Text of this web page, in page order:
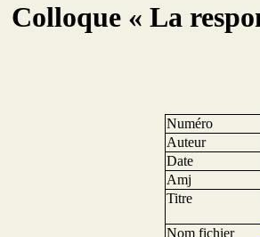
Colloque « La
Numéro
Auteur
Date
Amj
Titre
Nom fichier